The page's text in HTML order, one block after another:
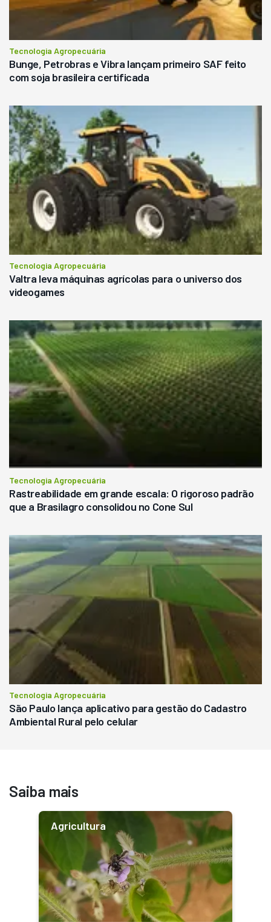
Tecnologia Agropecuária
Bunge, Petrobras e Vibra lançam primeiro SAF feito
com soja brasileira certificada
Tecnologia Agropecuária
Valtra leva máquinas agrícolas para o universo dos
videogames
Tecnologia Agropecuária
Rastreabilidade em grande escala: O rigoroso padrão
que a Brasilagro consolidou no Cone Sul
Tecnologia Agropecuária
São Paulo lança aplicativo para gestão do Cadastro
Ambiental Rural pelo celular
Saiba mais
Agricultura